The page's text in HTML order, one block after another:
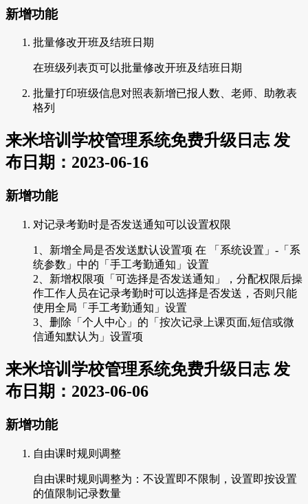
新增功能
批量修改开班及结班日期
在班级列表页可以批量修改开班及结班日期
批量打印班级信息对照表新增已报人数、老师、助教表
格列
来米培训学校管理系统免费升级日志 发
布日期：2023-06-16
新增功能
对记录考勤时是否发送通知可以设置权限
1、新增全局是否发送默认设置项 在 「系统设置」-「系
统参数」中的「手工考勤通知」设置
2、新增权限项「可选择是否发送通知」，分配权限后操
作工作人员在记录考勤时可以选择是否发送，否则只能
使用全局「手工考勤通知」设置
3、删除「个人中心」的「按次记录上课页面,短信或微
信通知默认为」设置项
来米培训学校管理系统免费升级日志 发
布日期：2023-06-06
新增功能
自由课时规则调整
自由课时规则调整为：不设置即不限制，设置即按设置
的值限制记录数量